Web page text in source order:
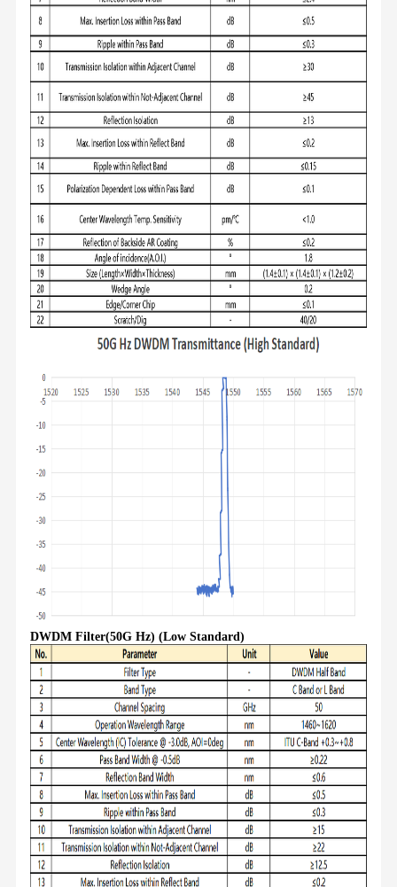
DWDM Filter(50G Hz) (Low Standard)